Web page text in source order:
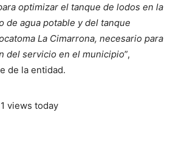
optimizar el tanque de lodos en la
de agua potable y del tanque
La Cimarrona, necesario para
del servicio en el municipio”,
de la entidad.
views today